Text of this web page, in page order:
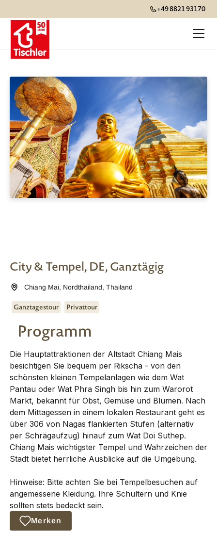
+49 8821 93170
City & Tempel, DE, Ganztägig
Chiang Mai, Nordthailand,Thailand
Ganztagestour Privattour
Programm
Die Hauptattraktionen der Altstadt Chiang Mais
besichtigen Sie bequem per Rikscha - von den
schönsten kleinen Tempelanlagen wie dem Wat
Pantau oder Wat Phra Singh bis hin zum Warorot
Markt, bekannt für Obst, Gemüse und Blumen. Nach
dem Mittagessen in einem lokalen Restaurant geht es
über 306 von Nagas flankierten Stufen (alternativ
per Schrägaufzug) hinauf zum Wat Doi Suthep.
Chiang Mais wichtigster Tempel und Wahrzeichen der
Stadt bietet herrliche Ausblicke auf die Umgebung.
Hinweise: Bitte achten Sie bei Tempelbesuchen auf
angemessene Kleidung. Ihre Schultern und Knie
sollten stets bedeckt sein.
Merken